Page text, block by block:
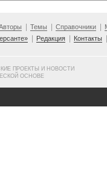
Темы Справочники
Редакция Контакты
ПРОЕКТЫ И НОВОСТИ
ОСНОВЕ